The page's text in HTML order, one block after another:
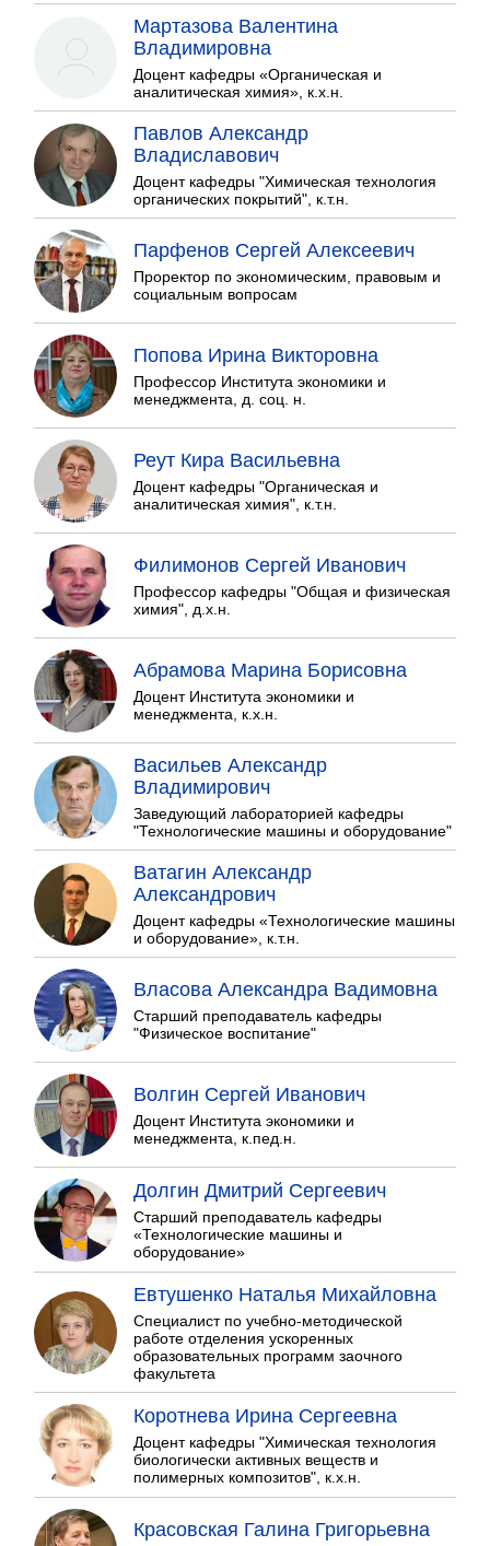
Мартазова Валентина
Владимировна
Доцент кафедры «Органическая и
аналитическая химия», к.х.н.
Павлов Александр
Владиславович
Доцент кафедры "Химическая технология
органических покрытий", к.т.н.
Парфенов Сергей Алексеевич
Проректор по экономическим, правовым и
социальным вопросам
Попова Ирина Викторовна
Профессор Института экономики и
менеджмента, д. соц. н.
Реут Кира Васильевна
Доцент кафедры "Органическая и
аналитическая химия", к.т.н.
Филимонов Сергей Иванович
Профессор кафедры "Общая и физическая
химия", д.х.н.
Абрамова Марина Борисовна
Доцент Института экономики и
менеджмента, к.х.н.
Васильев Александр
Владимирович
Заведующий лабораторией кафедры
"Технологические машины и оборудование"
Ватагин Александр
Александрович
Доцент кафедры «Технологические машины
и оборудование», к.т.н.
Власова Александра Вадимовна
Старший преподаватель кафедры
"Физическое воспитание"
Волгин Сергей Иванович
Доцент Института экономики и
менеджмента, к.пед.н.
Долгин Дмитрий Сергеевич
Старший преподаватель кафедры
«Технологические машины и
оборудование»
Евтушенко Наталья Михайловна
Специалист по учебно-методической
работе отделения ускоренных
образовательных программ заочного
факультета
Коротнева Ирина Сергеевна
Доцент кафедры "Химическая технология
биологически активных веществ и
полимерных композитов", к.х.н.
Красовская Галина Григорьевна